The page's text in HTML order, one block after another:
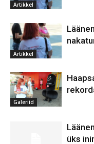
Artikkel
Artikkel
Galeriid
üks